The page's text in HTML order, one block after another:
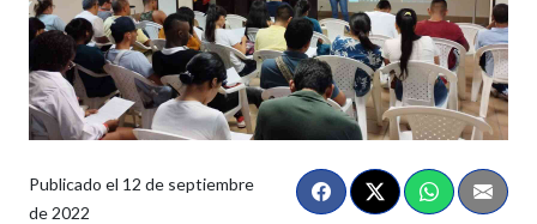
Publicado el 12 de septiembre
de 2022